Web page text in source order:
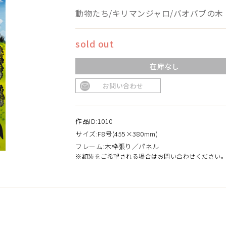
動物たち/キリマンジャロ/バオバブの木
sold out
在庫なし
お問い合わせ
作品ID:1010
サイズ:F8号(455×380mm)
フレーム:木枠張り／パネル
※額装をご希望される場合はお問い合わせください。